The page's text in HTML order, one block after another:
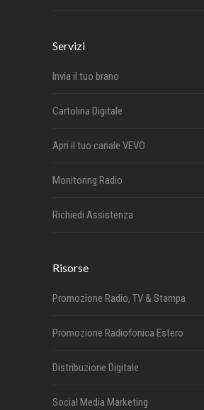
Servizi
Invia il tuo brano
Cartolina Digitale
Apri il tuo canale VEVO
Monitoring Radio
Richiedi Assistenza
Risorse
Promozione Radio, TV & Stampa
Promozione Radiofonica Estero
Distribuzione Digitale
Social Media Marketing